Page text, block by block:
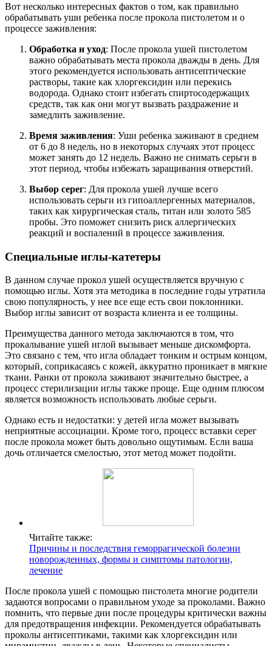
Вот несколько интересных фактов о том, как правильно
обрабатывать уши ребенка после прокола пистолетом и о
процессе заживления:
Обработка и уход: После прокола ушей пистолетом
важно обрабатывать места прокола дважды в день. Для
этого рекомендуется использовать антисептические
растворы, такие как хлоргексидин или перекись
водорода. Однако стоит избегать спиртосодержащих
средств, так как они могут вызвать раздражение и
замедлить заживление.
Время заживления: Уши ребенка заживают в среднем
от 6 до 8 недель, но в некоторых случаях этот процесс
может занять до 12 недель. Важно не снимать серьги в
этот период, чтобы избежать заращивания отверстий.
Выбор серег: Для прокола ушей лучше всего
использовать серьги из гипоаллергенных материалов,
таких как хирургическая сталь, титан или золото 585
пробы. Это поможет снизить риск аллергических
реакций и воспалений в процессе заживления.
Специальные иглы-катетеры
В данном случае прокол ушей осуществляется вручную с
помощью иглы. Хотя эта методика в последние годы утратила
свою популярность, у нее все еще есть свои поклонники.
Выбор иглы зависит от возраста клиента и ее толщины.
Преимущества данного метода заключаются в том, что
прокалывание ушей иглой вызывает меньше дискомфорта.
Это связано с тем, что игла обладает тонким и острым концом,
который, соприкасаясь с кожей, аккуратно проникает в мягкие
ткани. Ранки от прокола заживают значительно быстрее, а
процесс стерилизации иглы также проще. Еще одним плюсом
является возможность использовать любые серьги.
Однако есть и недостатки: у детей игла может вызывать
неприятные ассоциации. Кроме того, процесс вставки серег
после прокола может быть довольно ощутимым. Если ваша
дочь отличается смелостью, этот метод может подойти.
Читайте также:
Причины и последствия геморрагической болезни
новорожденных, формы и симптомы патологии,
лечение
После прокола ушей с помощью пистолета многие родители
задаются вопросами о правильном уходе за проколами. Важно
помнить, что первые дни после процедуры критически важны
для предотвращения инфекции. Рекомендуется обрабатывать
проколы антисептиками, такими как хлоргексидин или